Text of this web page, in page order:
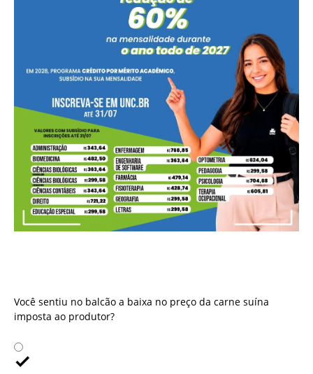
Você sentiu no balcão a baixa no preço da carne suína
imposta ao produtor?